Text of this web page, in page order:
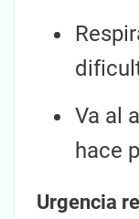
Va al
hace
Urgencia